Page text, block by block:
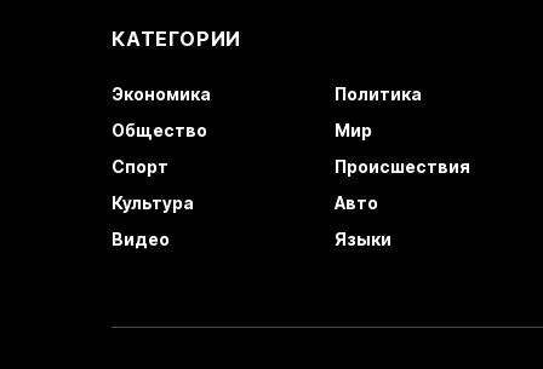
КАТЕГОРИИ
Экономика
Политика
Общество
Мир
Спорт
Происшествия
Культура
Авто
Видео
Языки